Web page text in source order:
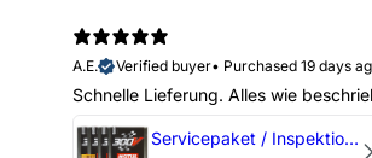
A.E.
Verified buyer• Purchased 19 days
Schnelle Lieferung. Alles wie
Servicepaket / Inspektionspaket 1 mit Motul 300V 5W40 - 5W50 für alle 2.5 TFSI Modelle